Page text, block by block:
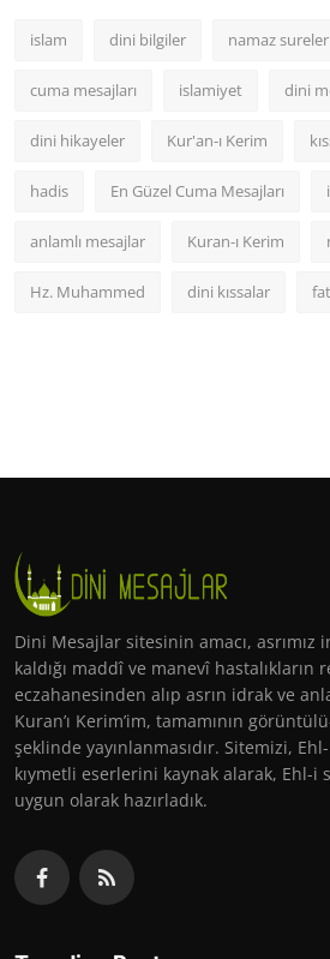
islam dini bilgiler namaz sureleri
cuma mesajları islamiyet dini
dini hikayeler Kur'an-ı Kerim
hadis En Güzel Cuma Mesajları
anlamlı mesajlar Kuran-ı Kerim
Hz. Muhammed dini kıssalar
Dini Mesajlar sitesinin amacı, asrımız
kaldığı maddî ve manevî hastalıkların
eczahanesinden alıp asrın idrak ve
Kuran’ı Kerim’im, tamamının
şeklinde yayınlanmasıdır. Sitemizi,
kıymetli eserlerini kaynak alarak, Ehl-i
uygun olarak hazırladık.